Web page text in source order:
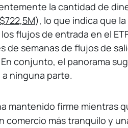
la cantidad de
), lo que indica que
flujos de entrada en el
de semanas de flujos de
conjunto, el panorama
ninguna parte.
mantenido firme mientras
comercio más tranquilo y